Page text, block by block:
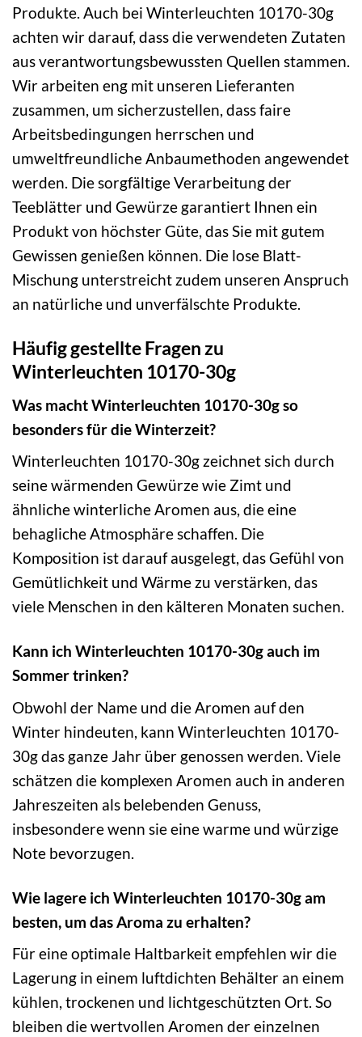
Produkte. Auch bei Winterleuchten 10170-30g
achten wir darauf, dass die verwendeten Zutaten
aus verantwortungsbewussten Quellen stammen.
Wir arbeiten eng mit unseren Lieferanten
zusammen, um sicherzustellen, dass faire
Arbeitsbedingungen herrschen und
umweltfreundliche Anbaumethoden angewendet
werden. Die sorgfältige Verarbeitung der
Teeblätter und Gewürze garantiert Ihnen ein
Produkt von höchster Güte, das Sie mit gutem
Gewissen genießen können. Die lose Blatt-
Mischung unterstreicht zudem unseren Anspruch
an natürliche und unverfälschte Produkte.
Häufig gestellte Fragen zu
Winterleuchten 10170-30g
Was macht Winterleuchten 10170-30g so
besonders für die Winterzeit?
Winterleuchten 10170-30g zeichnet sich durch
seine wärmenden Gewürze wie Zimt und
ähnliche winterliche Aromen aus, die eine
behagliche Atmosphäre schaffen. Die
Komposition ist darauf ausgelegt, das Gefühl von
Gemütlichkeit und Wärme zu verstärken, das
viele Menschen in den kälteren Monaten suchen.
Kann ich Winterleuchten 10170-30g auch im
Sommer trinken?
Obwohl der Name und die Aromen auf den
Winter hindeuten, kann Winterleuchten 10170-
30g das ganze Jahr über genossen werden. Viele
schätzen die komplexen Aromen auch in anderen
Jahreszeiten als belebenden Genuss,
insbesondere wenn sie eine warme und würzige
Note bevorzugen.
Wie lagere ich Winterleuchten 10170-30g am
besten, um das Aroma zu erhalten?
Für eine optimale Haltbarkeit empfehlen wir die
Lagerung in einem luftdichten Behälter an einem
kühlen, trockenen und lichtgeschützten Ort. So
bleiben die wertvollen Aromen der einzelnen